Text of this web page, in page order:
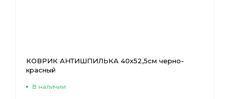
КОВРИК АНТИШПИЛЬКА 40х52,5см черно-
красный
В наличии